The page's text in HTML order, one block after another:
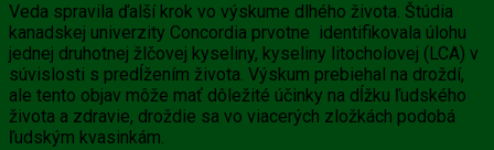
Veda spravila ďalší krok vo výskume dlhého života. Štúdia
kanadskej univerzity Concordia prvotne identifikovala úlohu
jednej druhotnej žlčovej kyseliny, kyseliny litocholovej (LCA) v
súvislosti s predĺžením života. Výskum prebiehal na droždí,
ale tento objav môže mať dôležité účinky na dĺžku ľudského
života a zdravie, droždie sa vo viacerých zložkách podobá
ľudským kvasinkám.